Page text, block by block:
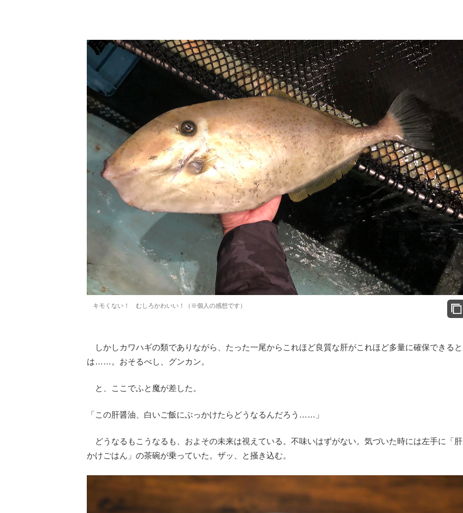
「90%は失敗する。でも…」本田圭佑が初めて明かした日本代表監督に...
もっと見る
キモくない！ むしろかわいい！（※個人の感想です）
しかしカワハギの類でありながら、たった一尾からこれほど良質な肝がこれほど多量に確保できると
は……。おそるべし、グンカン。
と、ここでふと魔が差した。
「この肝醤油、白いご飯にぶっかけたらどうなるんだろう……」
どうなるもこうなるも、およその未来は視えている。不味いはずがない。気づいた時には左手に「肝
かけごはん」の茶碗が乗っていた。ザッ、と掻き込む。